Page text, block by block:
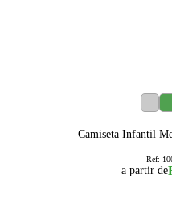
Camiseta Infantil
Ref:
a partir de